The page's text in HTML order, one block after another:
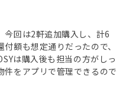
今回は2軒追加購入し、計6
額も想定通りだったので、
は購入後も担当の方がしっ
をアプリで管理できるので